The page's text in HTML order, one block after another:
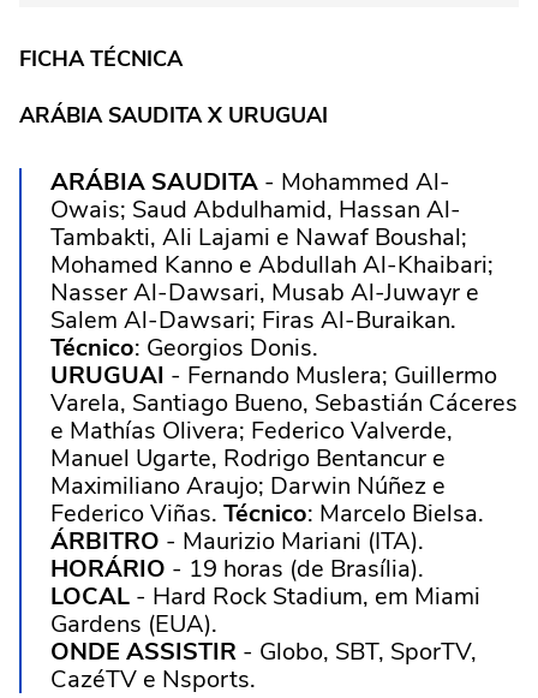
FICHA TÉCNICA
ARÁBIA SAUDITA X URUGUAI
ARÁBIA SAUDITA - Mohammed Al-
Owais; Saud Abdulhamid, Hassan Al-
Tambakti, Ali Lajami e Nawaf Boushal;
Mohamed Kanno e Abdullah Al-Khaibari;
Nasser Al-Dawsari, Musab Al-Juwayr e
Salem Al-Dawsari; Firas Al-Buraikan.
Técnico: Georgios Donis.
URUGUAI - Fernando Muslera; Guillermo
Varela, Santiago Bueno, Sebastián Cáceres
e Mathías Olivera; Federico Valverde,
Manuel Ugarte, Rodrigo Bentancur e
Maximiliano Araujo; Darwin Núñez e
Federico Viñas. Técnico: Marcelo Bielsa.
ÁRBITRO - Maurizio Mariani (ITA).
HORÁRIO - 19 horas (de Brasília).
LOCAL - Hard Rock Stadium, em Miami
Gardens (EUA).
ONDE ASSISTIR - Globo, SBT, SporTV,
CazéTV e Nsports.